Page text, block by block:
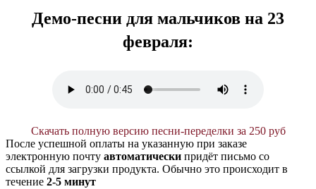
Демо-песни для мальчиков на 23
февраля:
Скачать полную версию песни-переделки за 250 руб
После успешной оплаты на указанную при заказе
электронную почту автоматически придёт письмо со
ссылкой для загрузки продукта. Обычно это происходит в
течение 2-5 минут